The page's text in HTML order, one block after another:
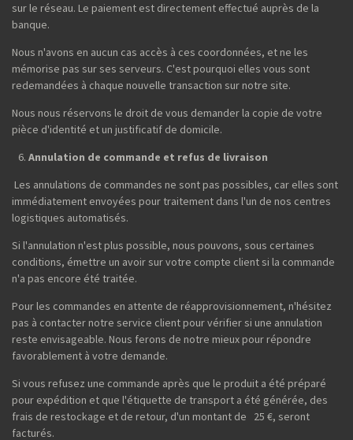
sur le réseau. Le paiement est directement effectué auprès de la
banque.
Nous n'avons en aucun cas accès à ces coordonnées, et ne les
mémorise pas sur ses serveurs. C'est pourquoi elles vous sont
redemandées à chaque nouvelle transaction sur notre site.
Nous nous réservons le droit de vous demander la copie de votre
pièce d'identité et un justificatif de domicile.
Annulation de commande et refus de livraison
Les annulations de commandes ne sont pas possibles, car elles sont
immédiatement envoyées pour traitement dans l'un de nos centres
logistiques automatisés.
Si l'annulation n'est plus possible, nous pouvons, sous certaines
conditions, émettre un avoir sur votre compte client si la commande
n'a pas encore été traitée.
Pour les commandes en attente de réapprovisionnement, n'hésitez
pas à contacter notre service client pour vérifier si une annulation
reste envisageable. Nous ferons de notre mieux pour répondre
favorablement à votre demande.
Si vous refusez une commande après que le produit a été préparé
pour expédition et que l'étiquette de transport a été générée, des
frais de restockage et de retour, d'un montant de 25 €, seront
facturés.